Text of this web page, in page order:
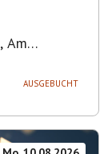
, Am
AUSGEBUCHT